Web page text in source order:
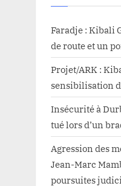
Faradje : Kibali
de route et un
Projet/ARK :
sensibilisation
Insécurité à
tué lors d’un
Agression des
Jean-Marc
poursuites